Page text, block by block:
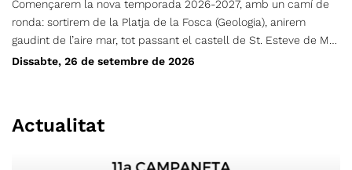
Començarem la nova temporada 2026-2027, amb un camí de
ronda: sortirem de la Platja de la Fosca (Geologia), anirem
gaudint de l’aire mar, tot passant el castell de St. Esteve de Mar
(Cultura), Pineda d’en Gori (flora), Cala S’Alquer (paisatge), Platja
Fosca (on hi ha més serveis). A un hora prudencial tornarem cap
de litoral, així com dels paisatges marins. Salut, flors i alguna
Dissabte, 26 de setembre de 2026
Actualitat